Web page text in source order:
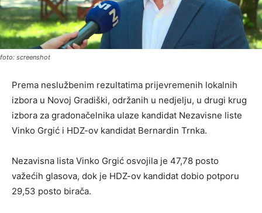
foto: screenshot
Prema neslužbenim rezultatima prijevremenih lokalnih
izbora u Novoj Gradiški, održanih u nedjelju, u drugi krug
izbora za gradonačelnika ulaze kandidat Nezavisne liste
Vinko Grgić i HDZ-ov kandidat Bernardin Trnka.
Nezavisna lista Vinko Grgić osvojila je 47,78 posto
važećih glasova, dok je HDZ-ov kandidat dobio potporu
29,53 posto birača.